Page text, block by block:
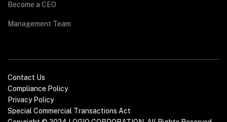
Become a CEO
Management Team
Contact Us
Compliance Policy
Privacy Policy
Special Commercial Transactions Act